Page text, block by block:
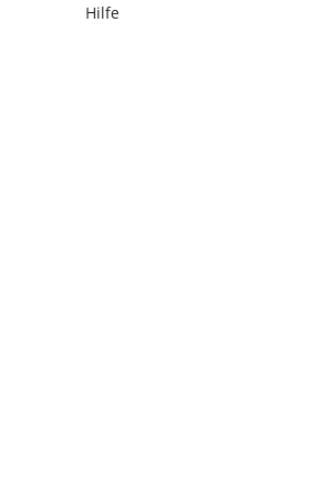
Anforderungs-Katalog
Verwaltung
Übersicht
Hilfe